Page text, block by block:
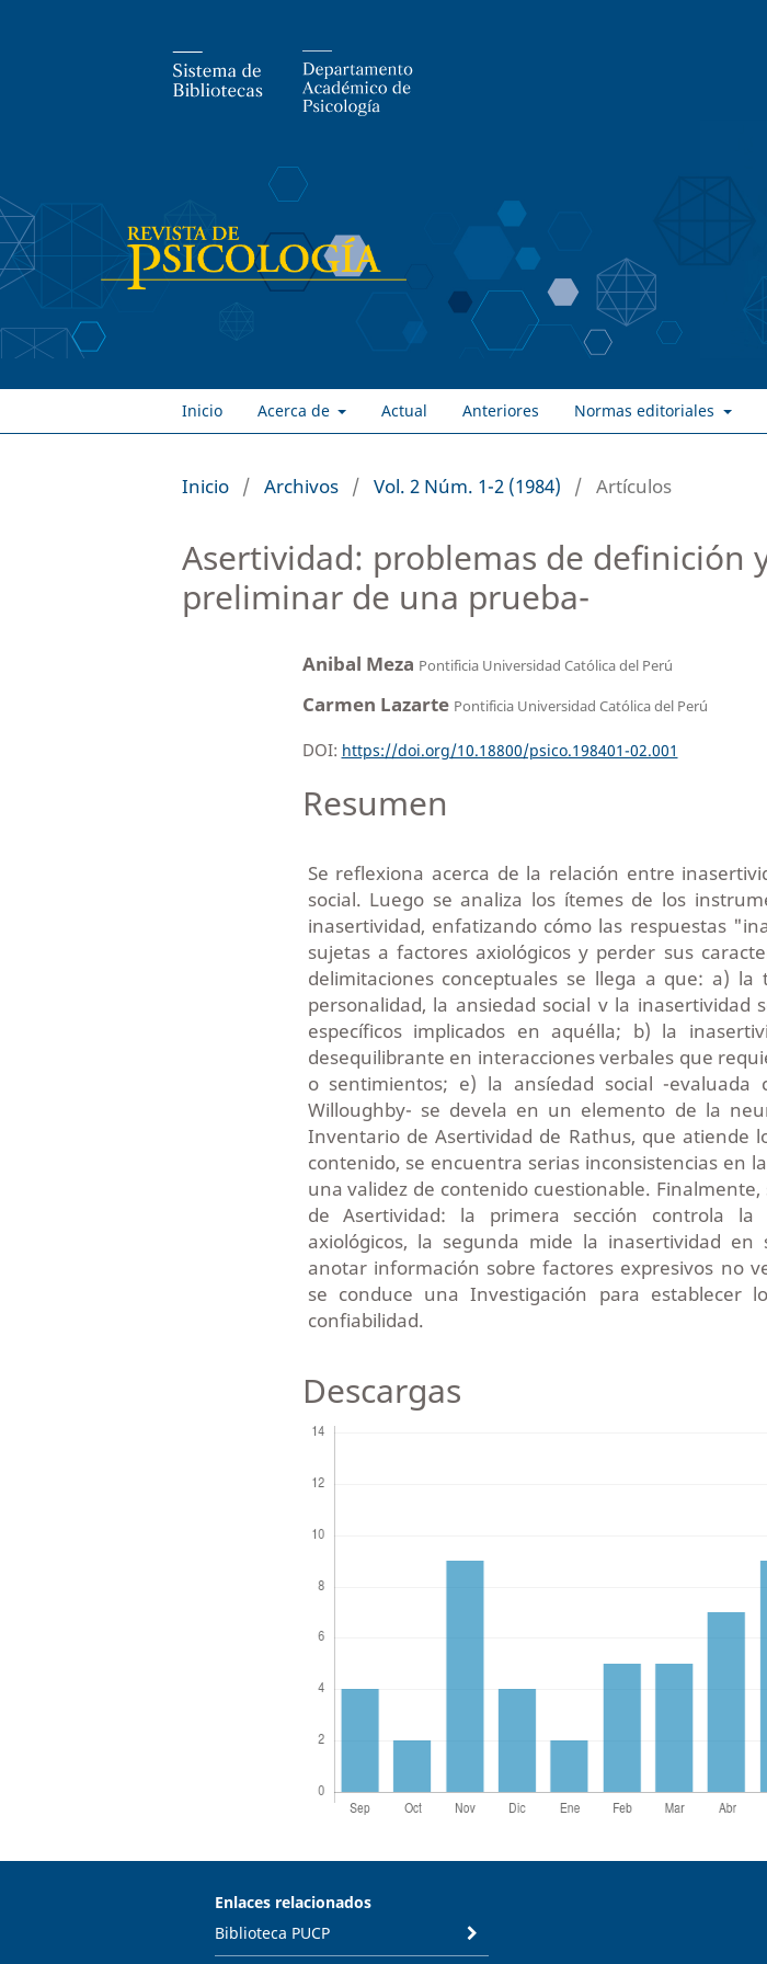
Inicio Acerca de Actual Anteriores Normas editoriales
Inicio / Archivos / Vol. 2 Núm. 1-2 (1984) / Artículos
Asertividad: problemas de definición
preliminar de una prueba-
Anibal Meza Pontificia Universidad Católica del Perú
Carmen Lazarte Pontificia Universidad Católica del Perú
DOI: https://doi.org/10.18800/psico.198401-02.001
Resumen
Se reflexiona acerca de la relación entre
social. Luego se analiza los ítemes de los
inasertividad, enfatizando cómo las respuestas
sujetas a factores axiológicos y perder sus
delimitaciones conceptuales se llega a que: a)
personalidad, la ansiedad social v la inasertividad
específicos implicados en aquélla; b) la
desequilibrante en interacciones verbales que
o sentimientos; e) la ansíedad social -evaluada
Willoughby- se devela en un elemento de la
Inventario de Asertividad de Rathus, que atiende
contenido, se encuentra serias inconsistencias en
una validez de contenido cuestionable.
de Asertividad: la primera sección controla la
axiológicos, la segunda mide la inasertividad
anotar información sobre factores expresivos no
se conduce una Investigación para establecer
confiabilidad.
Descargas
Enlaces relacionados
Biblioteca PUCP